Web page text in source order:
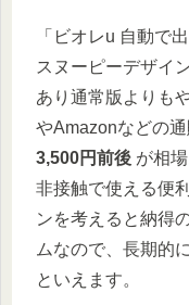
「ビオレu 自動で
スヌーピーデザイ
あり通常版よりも
やAmazonなどの
3,500円前後 が相
非接触で使える便
ンを考えると納得
ムなので、長期的
といえます。